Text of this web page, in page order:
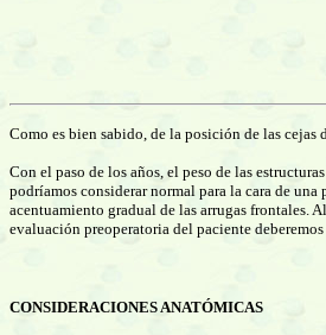
Como es bien sabido, de la posición de las
Con el paso de los años, el peso de las
podríamos considerar normal para la cara de
acentuamiento gradual de las arrugas frontales.
evaluación preoperatoria del paciente
CONSIDERACIONES ANATÓMICAS